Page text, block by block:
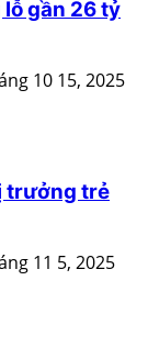
gần 26 tỷ
10 15, 2025
trưởng trẻ
11 5, 2025